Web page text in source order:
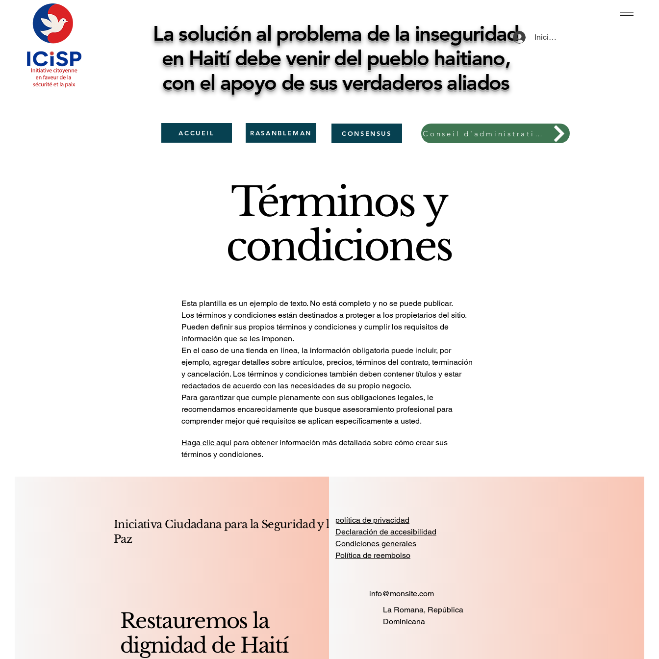
La solución al problema de la inseguridad
en Haití debe venir del pueblo haitiano,
con el apoyo de sus verdaderos aliados
Iniciar sesión
ACCUEIL RASANBLEMAN CONSENSUS Conseil d'administration
Términos y
condiciones
Esta plantilla es un ejemplo de texto. No está completo y no se puede publicar.
Los términos y condiciones están destinados a proteger a los propietarios del sitio.
Pueden definir sus propios términos y condiciones y cumplir los requisitos de
información que se les imponen.
En el caso de una tienda en línea, la información obligatoria puede incluir, por
ejemplo, agregar detalles sobre artículos, precios, términos del contrato, terminación
y cancelación. Los términos y condiciones también deben contener títulos y estar
redactados de acuerdo con las necesidades de su propio negocio.
Para garantizar que cumple plenamente con sus obligaciones legales, le
recomendamos encarecidamente que busque asesoramiento profesional para
comprender mejor qué requisitos se aplican específicamente a usted.
Haga clic aquí para obtener información más detallada sobre cómo crear sus
términos y condiciones.
Iniciativa Ciudadana para la Seguridad y la
Paz
Restauremos la
dignidad de Haití
política de privacidad
Declaración de accesibilidad
Condiciones generales
Política de reembolso
info@monsite.com
La Romana, República
Dominicana